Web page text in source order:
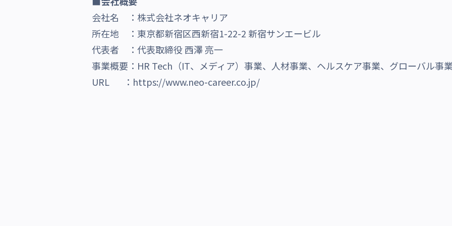
会社名 ：株式会社ネオキャリア
所在地 ：東京都新宿区西新宿1-22-2 新宿サンエービル
代表者 ：代表取締役 西澤 亮一
事業概要：HR Tech（IT、メディア）事業、人材事業、ヘルスケア事業、グローバル事
URL ： https://www.neo-career.co.jp/